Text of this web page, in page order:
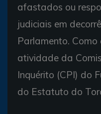
afastados ou
judiciais em
Parlamento. Como
atividade da
Inquérito (CPI) do
do Estatuto do